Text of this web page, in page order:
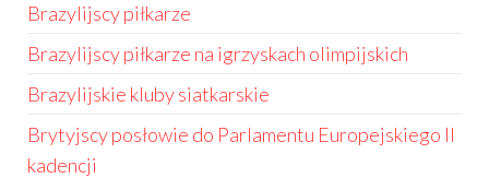
Brazylijscy piłkarze
Brazylijscy piłkarze na igrzyskach olimpijskich
Brazylijskie kluby siatkarskie
Brytyjscy posłowie do Parlamentu Europejskiego II
kadencji